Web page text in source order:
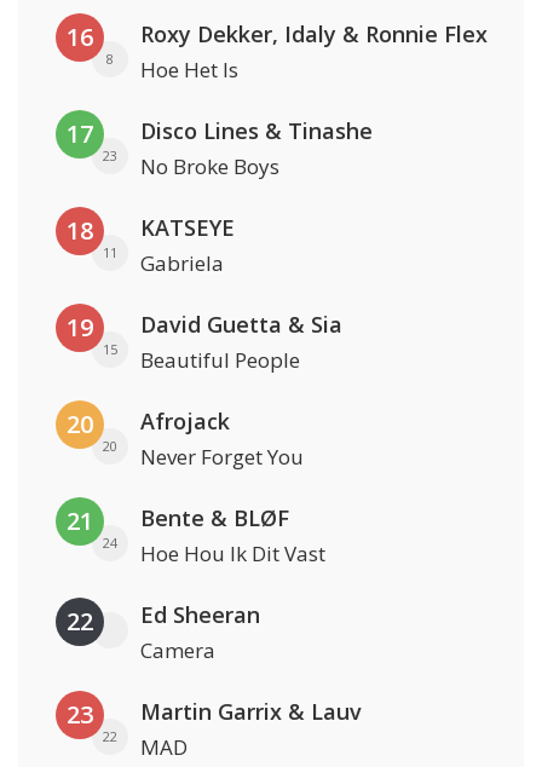
16
8
Roxy Dekker, Idaly & Ronnie Flex
Hoe Het Is
17
23
Disco Lines & Tinashe
No Broke Boys
18
11
KATSEYE
Gabriela
19
15
David Guetta & Sia
Beautiful People
20
20
Afrojack
Never Forget You
21
24
Bente & BLØF
Hoe Hou Ik Dit Vast
22 Ed Sheeran
Camera
23
22
Martin Garrix & Lauv
MAD